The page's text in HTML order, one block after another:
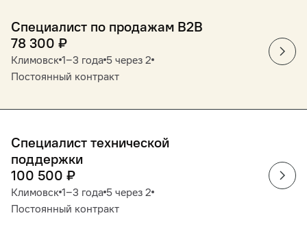
Специалист по продажам В2В
78 300 ₽
Климовск 1‒3 года 5 через 2
Постоянный контракт
Специалист технической
поддержки
100 500 ₽
Климовск 1‒3 года 5 через 2
Постоянный контракт